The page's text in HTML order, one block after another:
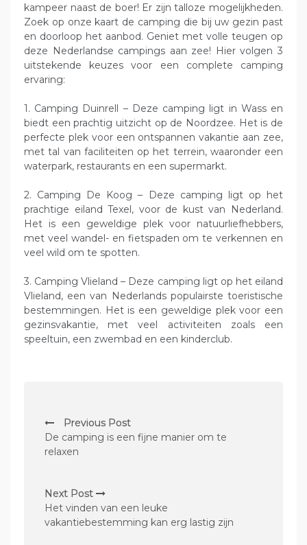
kampeer naast de boer! Er zijn talloze mogelijkheden.
Zoek op onze kaart de camping die bij uw gezin past
en doorloop het aanbod. Geniet met volle teugen op
deze Nederlandse campings aan zee! Hier volgen 3
uitstekende keuzes voor een complete camping
ervaring:
1. Camping Duinrell – Deze camping ligt in Wass en
biedt een prachtig uitzicht op de Noordzee. Het is de
perfecte plek voor een ontspannen vakantie aan zee,
met tal van faciliteiten op het terrein, waaronder een
waterpark, restaurants en een supermarkt.
2. Camping De Koog – Deze camping ligt op het
prachtige eiland Texel, voor de kust van Nederland.
Het is een geweldige plek voor natuurliefhebbers,
met veel wandel- en fietspaden om te verkennen en
veel wild om te spotten.
3. Camping Vlieland – Deze camping ligt op het eiland
Vlieland, een van Nederlands populairste toeristische
bestemmingen. Het is een geweldige plek voor een
gezinsvakantie, met veel activiteiten zoals een
speeltuin, een zwembad en een kinderclub.
o
s
n
a
Previous Post
De camping is een fijne manier om te
relaxen
Next Post
Het vinden van een leuke
vakantiebestemming kan erg lastig zijn